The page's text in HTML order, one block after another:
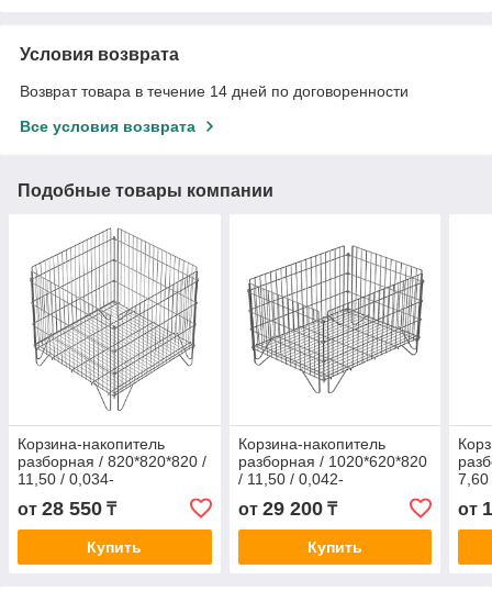
Условия возврата
Возврат товара в течение 14 дней по договоренности
Все условия возврата
Подобные товары компании
Корзина-накопитель
разборная / 820*820*820 /
11,50 / 0,034-
820*820*820- 11,50- 0,034
от 28 550 ₸
Купить
Корзина-накопитель
разборная / 1020*620*820
/ 11,50 / 0,042-
1020*620*820- 11,50-
0,042
от 29 200₸
Купить
от